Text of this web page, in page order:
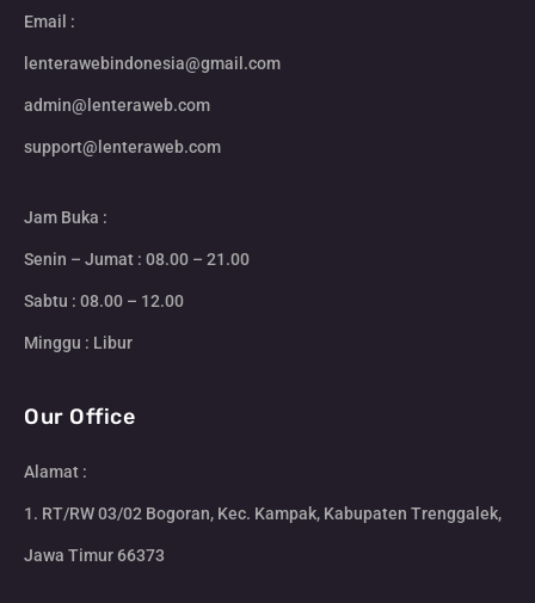
Email :
lenterawebindonesia@gmail.com
admin@lenteraweb.com
support@lenteraweb.com
Jam Buka :
Senin – Jumat : 08.00 – 21.00
Sabtu : 08.00 – 12.00
Minggu : Libur
Our Office
Alamat :
1. RT/RW 03/02 Bogoran, Kec. Kampak, Kabupaten Trenggalek,
Jawa Timur 66373